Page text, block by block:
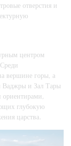
отверстия и
центром
вершине горы, а
Ваджры и Зал Тары
ориентирами,
глубокую
царства.